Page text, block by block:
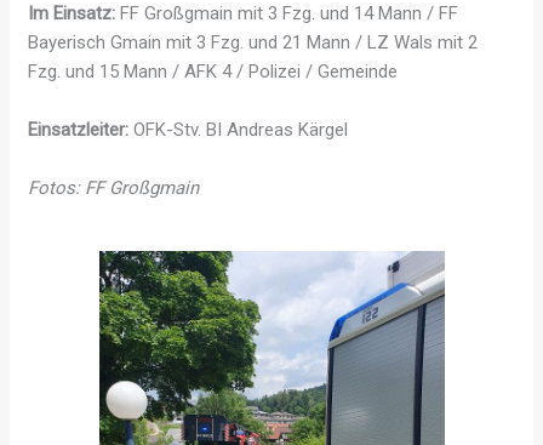
Im Einsatz: FF Großgmain mit 3 Fzg. und 14 Mann / FF
Bayerisch Gmain mit 3 Fzg. und 21 Mann / LZ Wals mit 2
Fzg. und 15 Mann / AFK 4 / Polizei / Gemeinde
Einsatzleiter: OFK-Stv. BI Andreas Kärgel
Fotos: FF Großgmain